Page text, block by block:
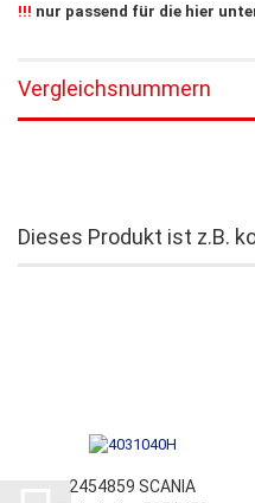
!!! nur passend für die hier
Vergleichsnummern
Dieses Produkt ist z.B.
2454859 SCANIA